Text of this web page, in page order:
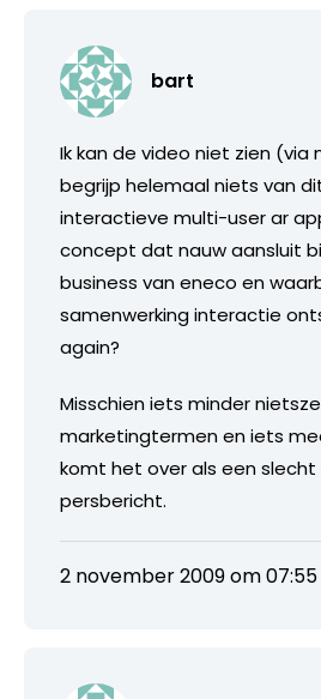
bart
Ik kan de video niet zien (via
begrijp helemaal niets van
interactieve multi-user ar
concept dat nauw aansluit
business van eneco en
samenwerking interactie
again?
Misschien iets minder
marketingtermen en iets
komt het over als een slecht
persbericht.
2 november 2009 om 07:55